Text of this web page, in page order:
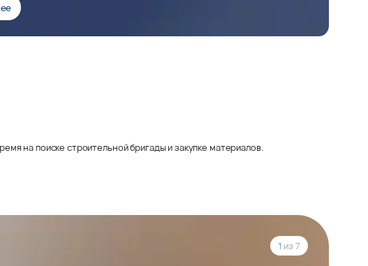
на поиске строительной бригады и закупке материалов.
1 из 7